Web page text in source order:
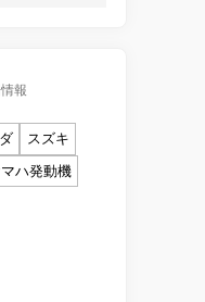
報
スズキ
ハ発動機